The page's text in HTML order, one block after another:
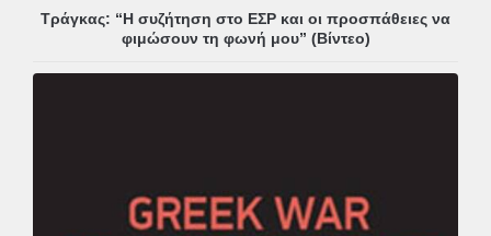
Τράγκας: “Η συζήτηση στο ΕΣΡ και οι προσπάθειες να
φιμώσουν τη φωνή μου” (Βίντεο)